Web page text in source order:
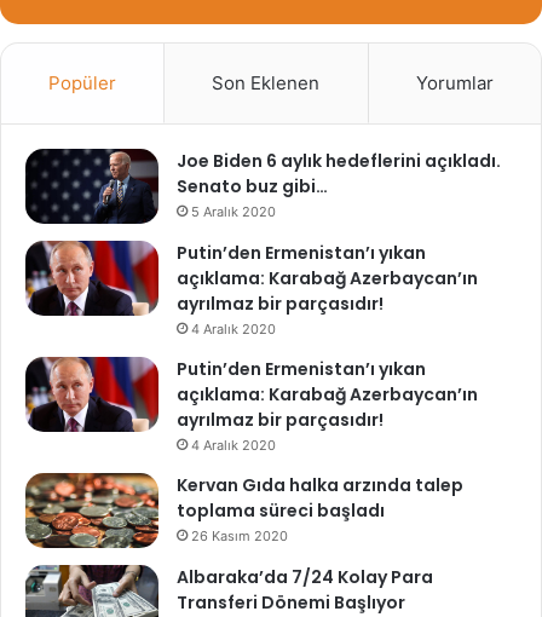
Popüler Son Eklenen Yorumlar
Joe Biden 6 aylık hedeflerini açıkladı.
Senato buz gibi…
5 Aralık 2020
Putin’den Ermenistan’ı yıkan
açıklama: Karabağ Azerbaycan’ın
ayrılmaz bir parçasıdır!
4 Aralık 2020
Putin’den Ermenistan’ı yıkan
açıklama: Karabağ Azerbaycan’ın
ayrılmaz bir parçasıdır!
4 Aralık 2020
Kervan Gıda halka arzında talep
toplama süreci başladı
26 Kasım 2020
Albaraka’da 7/24 Kolay Para
Transferi Dönemi Başlıyor